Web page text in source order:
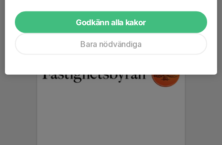
Godkänn alla kakor
Bara nödvändiga